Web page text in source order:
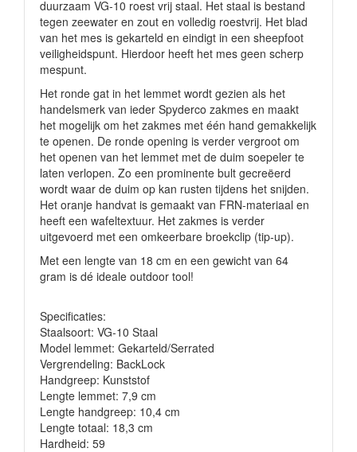
duurzaam VG-10 roest vrij staal. Het staal is bestand
tegen zeewater en zout en volledig roestvrij. Het blad
van het mes is gekarteld en eindigt in een sheepfoot
veiligheidspunt. Hierdoor heeft het mes geen scherp
mespunt.
Het ronde gat in het lemmet wordt gezien als het
handelsmerk van ieder Spyderco zakmes en maakt
het mogelijk om het zakmes met één hand gemakkelijk
te openen. De ronde opening is verder vergroot om
het openen van het lemmet met de duim soepeler te
laten verlopen. Zo een prominente bult gecreëerd
wordt waar de duim op kan rusten tijdens het snijden.
Het oranje handvat is gemaakt van FRN-materiaal en
heeft een wafeltextuur. Het zakmes is verder
uitgevoerd met een omkeerbare broekclip (tip-up).
Met een lengte van 18 cm en een gewicht van 64
gram is dé ideale outdoor tool!
Specificaties:
Staalsoort: VG-10 Staal
Model lemmet: Gekarteld/Serrated
Vergrendeling: BackLock
Handgreep: Kunststof
Lengte lemmet: 7,9 cm
Lengte handgreep: 10,4 cm
Lengte totaal: 18,3 cm
Hardheid: 59